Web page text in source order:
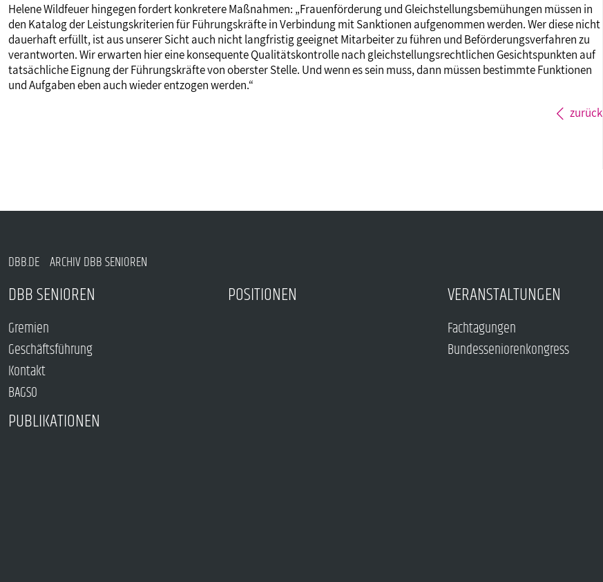
Helene Wildfeuer hingegen fordert konkretere Maßnahmen: „Frauenförderung und Gleichstellungsbemühungen müssen in
den Katalog der Leistungskriterien für Führungskräfte in Verbindung mit Sanktionen aufgenommen werden. Wer diese nicht
dauerhaft erfüllt, ist aus unserer Sicht auch nicht langfristig geeignet Mitarbeiter zu führen und Beförderungsverfahren zu
verantworten. Wir erwarten hier eine konsequente Qualitätskontrolle nach gleichstellungsrechtlichen Gesichtspunkten auf
tatsächliche Eignung der Führungskräfte von oberster Stelle. Und wenn es sein muss, dann müssen bestimmte Funktionen
und Aufgaben eben auch wieder entzogen werden.“
zurück
DBB.DE ARCHIV DBB SENIOREN
DBB SENIOREN
Gremien
Geschäftsführung
Kontakt
BAGSO
POSITIONEN VERANSTALTUNGEN
Fachtagungen
Bundesseniorenkongress
PUBLIKATIONEN